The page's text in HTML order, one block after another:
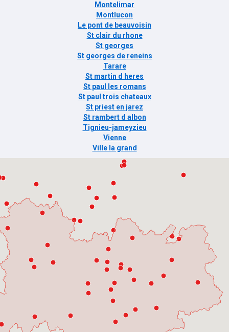
Montelimar
Montlucon
Le pont de beauvoisin
St clair du rhone
St georges
St georges de reneins
Tarare
St martin d heres
St paul les romans
St paul trois chateaux
St priest en jarez
St rambert d albon
Tignieu-jameyzieu
Vienne
Ville la grand